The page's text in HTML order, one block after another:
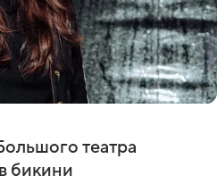
театра
бикини